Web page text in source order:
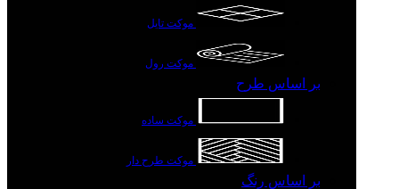
موکت تایل
موکت رول
بر اساس طرح
موکت ساده
موکت طرح دار
بر اساس رنگ